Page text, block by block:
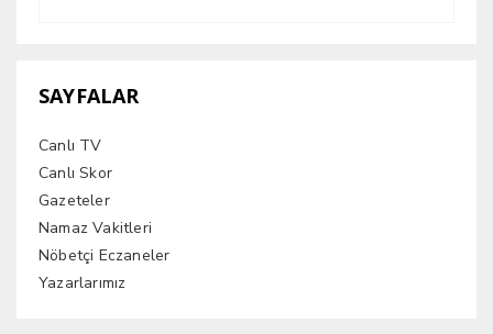
SAYFALAR
Canlı TV
Canlı Skor
Gazeteler
Namaz Vakitleri
Nöbetçi Eczaneler
Yazarlarımız